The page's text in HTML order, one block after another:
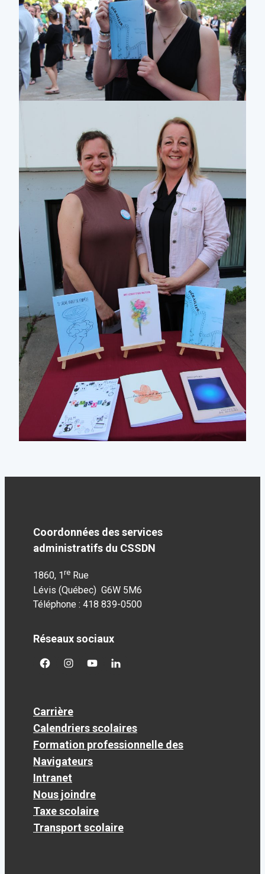
Coordonnées des services
administratifs du CSSDN
1860, 1 re Rue
Lévis (Québec) G6W 5M6
Téléphone : 418 839-0500
Réseaux sociaux
facebookgoogleplus
googleplusgoogleplus
Carrière
Calendriers scolaires
Formation professionnelle des
Navigateurs
Intranet
Nous joindre
Taxe scolaire
Transport scolaire